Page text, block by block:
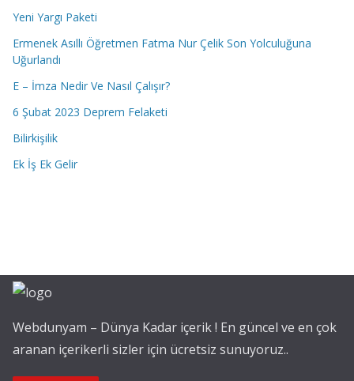
Yeni Yargı Paketi
Ermenek Asıllı Öğretmen Fatma Nur Çelik Son Yolculuğuna
Uğurlandı
E – İmza Nedir Ve Nasıl Çalışır?
6 Şubat 2023 Deprem Felaketi
Bilirkişilik
Ek İş Ek Gelir
Webdunyam – Dünya Kadar içerik ! En güncel ve en çok
aranan içerikerli sizler için ücretsiz sunuyoruz..